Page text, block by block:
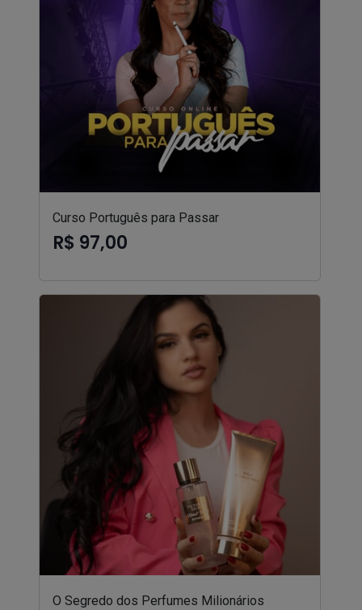
Curso Português para Passar
R$ 97,00
O Segredo dos Perfumes Milionários